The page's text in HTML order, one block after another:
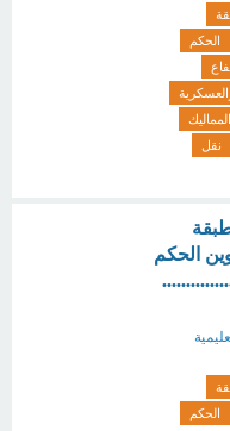
الحكم
المماليك
نقل
الحكم
الحكم